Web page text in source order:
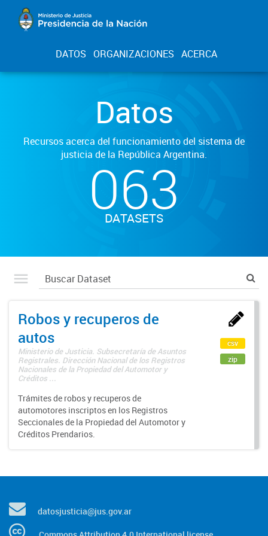
DATOS ORGANIZACIONES ACERCA
Datos
Recursos acerca del funcionamiento del sistema de
justicia de la República Argentina.
063
DATASETS
Robos y recuperos de
autos
Ministerio de Justicia. Subsecretaría de Asuntos
Registrales. Dirección Nacional de los Registros
Nacionales de la Propiedad del Automotor y
Créditos ...
Trámites de robos y recuperos de
automotores inscriptos en los Registros
Seccionales de la Propiedad del Automotor y
Créditos Prendarios.
csv
zip
datosjusticia@jus.gov.ar